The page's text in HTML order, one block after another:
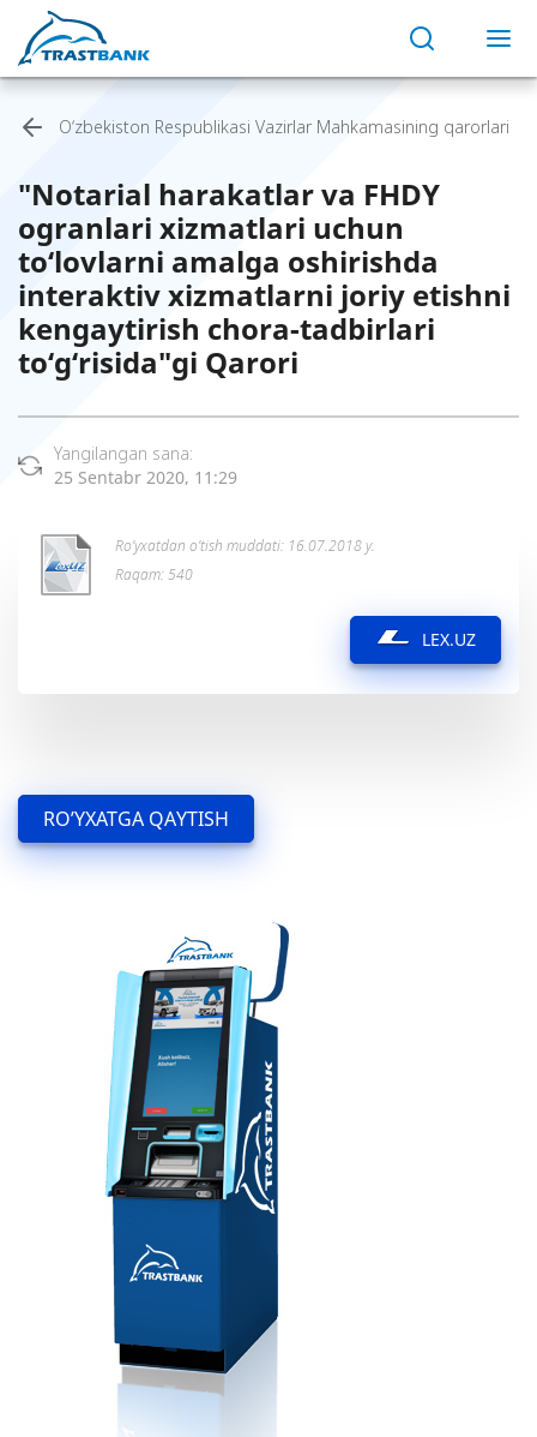
O‘zbekiston Respublikasi Vazirlar Mahkamasining qarorlari
"Notarial harakatlar va FHDY
ogranlari xizmatlari uchun
to‘lovlarni amalga oshirishda
interaktiv xizmatlarni joriy etishni
kengaytirish chora-tadbirlari
to‘g‘risida"gi Qarori
Yangilangan sana:
25 Sentabr 2020, 11:29
Ro’yxatdan o’tish muddati: 16.07.2018 y.
Raqam: 540
LEX.UZ
RO’YXATGA QAYTISH